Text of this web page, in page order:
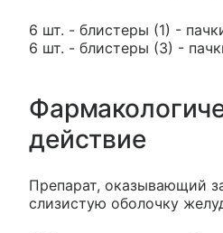
6 шт. - блистеры (1) -
6 шт. - блистеры (3) -
действие
Препарат, оказывающий
слизистую оболочку